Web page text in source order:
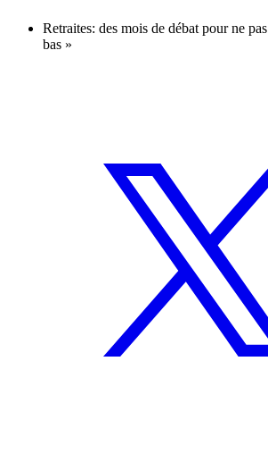
Retraites: des mois de débat pour ne
bas »